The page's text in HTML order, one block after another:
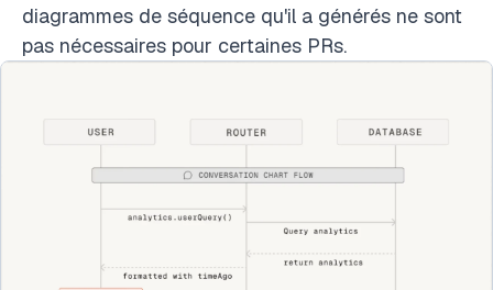
diagrammes de séquence qu'il a générés ne sont
pas nécessaires pour certaines PRs.